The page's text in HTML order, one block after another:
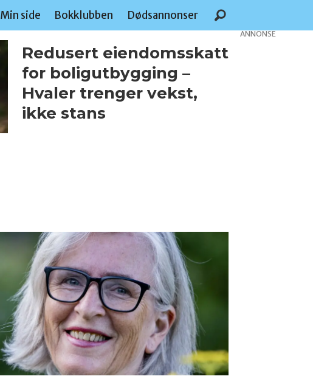
Min side Bokklubben Dødsannonser
Redusert eiendomsskatt
for boligutbygging –
Hvaler trenger vekst,
ikke stans
ANNONSE